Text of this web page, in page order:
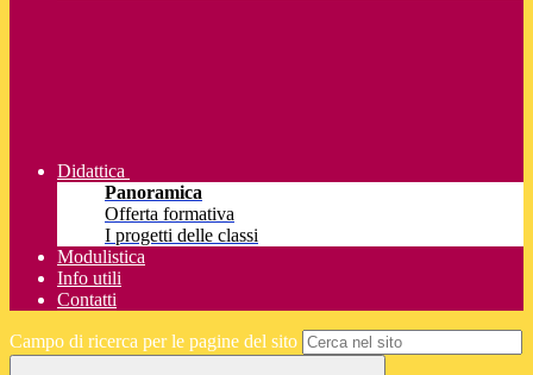
Didattica
Panoramica
Offerta formativa
I progetti delle classi
Modulistica
Info utili
Contatti
Campo di ricerca per le pagine del sito